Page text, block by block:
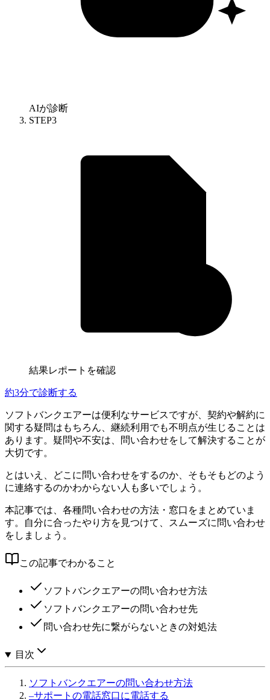
AIが診断
STEP3
結果レポートを確認
約3分で診断する
ソフトバンクエアーは便利なサービスですが、契約や解約に
関する疑問はもちろん、継続利用でも不明点が生じることは
あります。疑問や不安は、問い合わせをして解決することが
大切です。
とはいえ、どこに問い合わせをするのか、そもそもどのよう
に連絡するのかわからない人も多いでしょう。
本記事では、各種問い合わせの方法・窓口をまとめていま
す。自分に合ったやり方を見つけて、スムーズに問い合わせ
をしましょう。
この記事でわかること
ソフトバンクエアーの問い合わせ方法
ソフトバンクエアーの問い合わせ先
問い合わせ先に繋がらないときの対処法
目次
ソフトバンクエアーの問い合わせ方法
–サポートの電話窓口に電話する